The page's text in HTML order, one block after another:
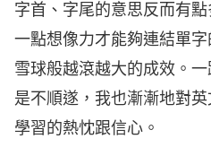
字首、字尾的意思反而有
一點想像力才能夠連結單
雪球般越滾越大的成效。
是不順遂，我也漸漸地對
學習的熱忱跟信心。